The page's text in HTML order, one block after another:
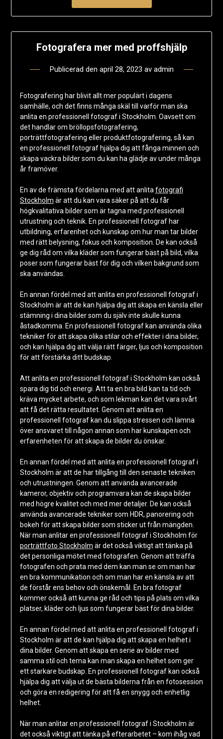
Fotografera mer med proffshjälp
Publicerad den april 28, 2023 av admin
Fotografering har blivit allt mer populärt i dagens
samhälle, och det finns många skäl till varför man ska
anlita en professionell fotograf i Stockholm. Oavsett om
det handlar om bröllopsfotografering,
porträttfotografering eller produktfotografering, så kan
en professionell fotograf hjälpa dig att fånga minnen och
skapa vackra bilder som du kan ha glädje av under många
år framöver.
En av de främsta fördelarna med att anlita fotografi
Stockholm är att du kan vara säker på att du får
högkvalitativa bilder som är tagna med professionell
utrustning och teknik. En professionell fotograf har
utbildning, erfarenhet och kunskap om hur man tar bilder
med rätt belysning, fokus och komposition. De kan också
ge dig råd om vilka kläder som fungerar bäst på bild, vilka
poser som fungerar bäst för dig och vilken bakgrund som
ska användas.
En annan fördel med att anlita en professionell fotograf i
Stockholm är att de kan hjälpa dig att skapa en känsla eller
stämning i dina bilder som du själv inte skulle kunna
åstadkomma. En professionell fotograf kan använda olika
tekniker för att skapa olika stilar och effekter i dina bilder,
och kan hjälpa dig att välja rätt färger, ljus och komposition
för att förstärka ditt budskap.
Att anlita en professionell fotograf i Stockholm kan också
spara dig tid och energi. Att ta en bra bild kan ta tid och
kräva mycket arbete, och som lekman kan det vara svårt
att få det rätta resultatet. Genom att anlita en
professionell fotograf kan du slippa stressen och lämna
över ansvaret till någon annan som har kunskapen och
erfarenheten för att skapa de bilder du önskar.
En annan fördel med att anlita en professionell fotograf i
Stockholm är att de har tillgång till den senaste tekniken
och utrustningen. Genom att använda avancerade
kameror, objektiv och programvara kan de skapa bilder
med högre kvalitet och med mer detaljer. De kan också
använda avancerade tekniker som HDR, panorering och
bokeh för att skapa bilder som sticker ut från mängden.
När man anlitar en professionell fotograf i Stockholm för
porträttfoto Stockholm är det också viktigt att tänka på
det personliga mötet med fotografen. Genom att träffa
fotografen och prata med dem kan man se om man har
en bra kommunikation och om man har en känsla av att
de förstår ens behov och önskemål. En bra fotograf
kommer också att kunna ge råd och tips på plats om vilka
platser, kläder och ljus som fungerar bäst för dina bilder.
En annan fördel med att anlita en professionell fotograf i
Stockholm är att de kan hjälpa dig att skapa en helhet i
dina bilder. Genom att skapa en serie av bilder med
samma stil och tema kan man skapa en helhet som ger
ett starkare budskap. En professionell fotograf kan också
hjälpa dig att välja ut de bästa bilderna från en fotosession
och göra en redigering för att få en snygg och enhetlig
helhet.
När man anlitar en professionell fotograf i Stockholm är
det också viktigt att tänka på efterarbetet – kom ihåg vad